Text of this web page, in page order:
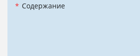
Содержание